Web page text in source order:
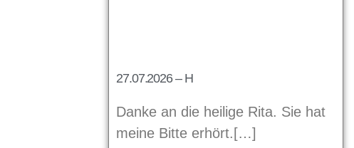
27.07.2026 – H
Danke an die heilige Rita. Sie hat
meine Bitte erhört.